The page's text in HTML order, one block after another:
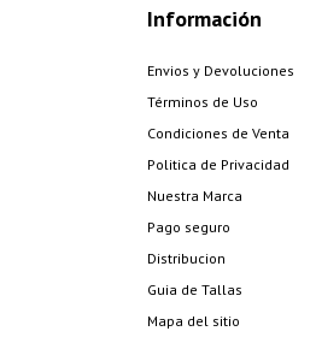
Información
Envios y Devoluciones
Términos de Uso
Condiciones de Venta
Politica de Privacidad
Nuestra Marca
Pago seguro
Distribucion
Guia de Tallas
Mapa del sitio